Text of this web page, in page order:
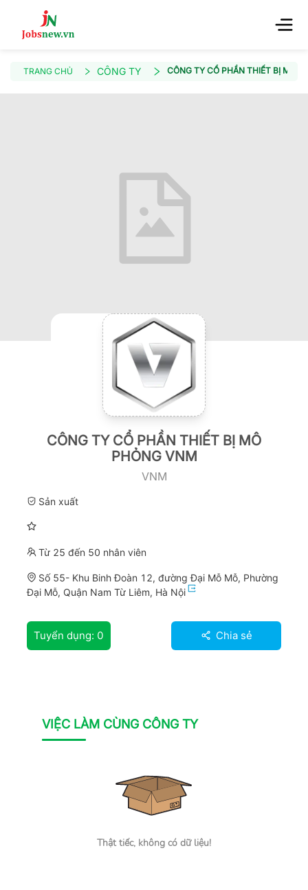
TRANG CHỦ CÔNG TY CÔNG TY CỔ PHẦN THIẾT BỊ MÔ
CÔNG TY CỔ PHẦN THIẾT BỊ MÔ
PHỎNG VNM
VNM
Sản xuất
Từ 25 đến 50 nhân viên
Số 55- Khu Binh Đoàn 12, đường Đại Mỗ Mỗ, Phường
Đại Mỗ, Quận Nam Từ Liêm, Hà Nội
Tuyển dụng: 0 Chia sẻ
VIỆC LÀM CÙNG CÔNG TY
Thật tiếc, không có dữ liệu!